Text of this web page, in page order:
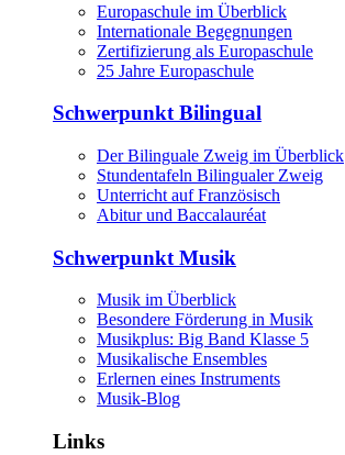
Europaschule im Überblick
Internationale Begegnungen
Zertifizierung als Europaschule
25 Jahre Europaschule
Schwerpunkt Bilingual
Der Bilinguale Zweig im Überblick
Stundentafeln Bilingualer Zweig
Unterricht auf Französisch
Abitur und Baccalauréat
Schwerpunkt Musik
Musik im Überblick
Besondere Förderung in Musik
Musikplus: Big Band Klasse 5
Musikalische Ensembles
Erlernen eines Instruments
Musik-Blog
Links